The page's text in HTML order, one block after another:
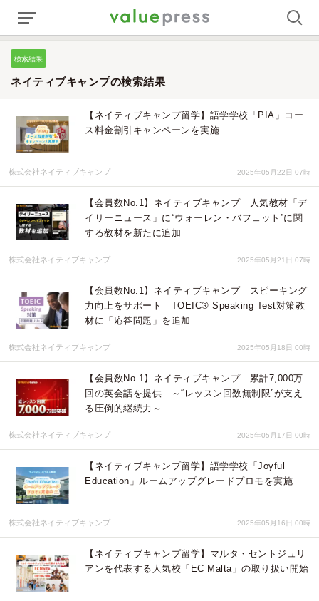
検索結果
ネイティブキャンプの検索結果
【ネイティブキャンプ留学】語学学校「PIA」コー
ス料金割引キャンペーンを実施
株式会社ネイティブキャンプ 2025年05月22日 07時
【会員数No.1】ネイティブキャンプ 人気教材「デ
イリーニュース」に“ウォーレン・バフェット”に関
する教材を新たに追加
株式会社ネイティブキャンプ 2025年05月21日 07時
【会員数No.1】ネイティブキャンプ スピーキング
力向上をサポート TOEIC® Speaking Test対策教
材に「応答問題」を追加
株式会社ネイティブキャンプ 2025年05月18日 00時
【会員数No.1】ネイティブキャンプ 累計7,000万
回の英会話を提供 ～“レッスン回数無制限”が支え
る圧倒的継続力～
株式会社ネイティブキャンプ 2025年05月17日 00時
【ネイティブキャンプ留学】語学学校「Joyful
Education」ルームアップグレードプロモを実施
株式会社ネイティブキャンプ 2025年05月16日 00時
【ネイティブキャンプ留学】マルタ・セントジュリ
アンを代表する人気校「EC Malta」の取り扱い開始